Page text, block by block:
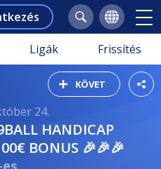
Ligák Frissítés
KÖVET
24.
BONUS 🎉🎉🎉
es